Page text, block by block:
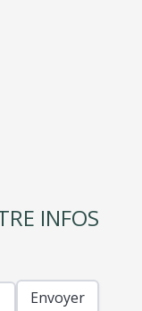
INFOS
Envoyer